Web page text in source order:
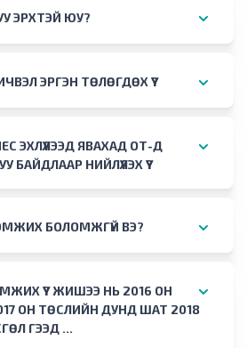
ЭРХТЭЙ ЮУ?
ЭРГЭН ТӨЛӨГДӨХ ҮҮ?
ЭХЛҮҮЛЭЭД ЯВАХАД ОТ-Д
БАЙДЛААР НИЙЛҮҮЛЭХ ҮҮ?
БОЛОМЖГҮЙ ВЭ?
ҮҮ? ЖИШЭЭ НЬ 2016 ОН
ОН ТӨСЛИЙН ДУНД ШАТ 2018
ГЭЭД ...